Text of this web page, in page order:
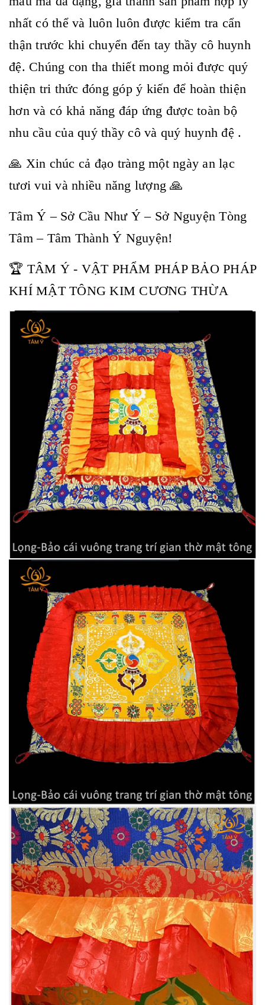
nhất có thể và luôn luôn được kiểm tra cẩn
thận trước khi chuyển đến tay thầy cô huynh
đệ. Chúng con tha thiết mong mỏi được quý
thiện tri thức đóng góp ý kiến để hoàn thiện
hơn và có khả năng đáp ứng được toàn bộ
nhu cầu của quý thầy cô và quý huynh đệ .
🙏 Xin chúc cả đạo tràng một ngày an lạc
tươi vui và nhiều năng lượng 🙏
Tâm Ý – Sở Cầu Như Ý – Sở Nguyện Tòng
Tâm – Tâm Thành Ý Nguyện!
🏆 TÂM Ý - VẬT PHẨM PHÁP BẢO PHÁP
KHÍ MẬT TÔNG KIM CƯƠNG THỪA